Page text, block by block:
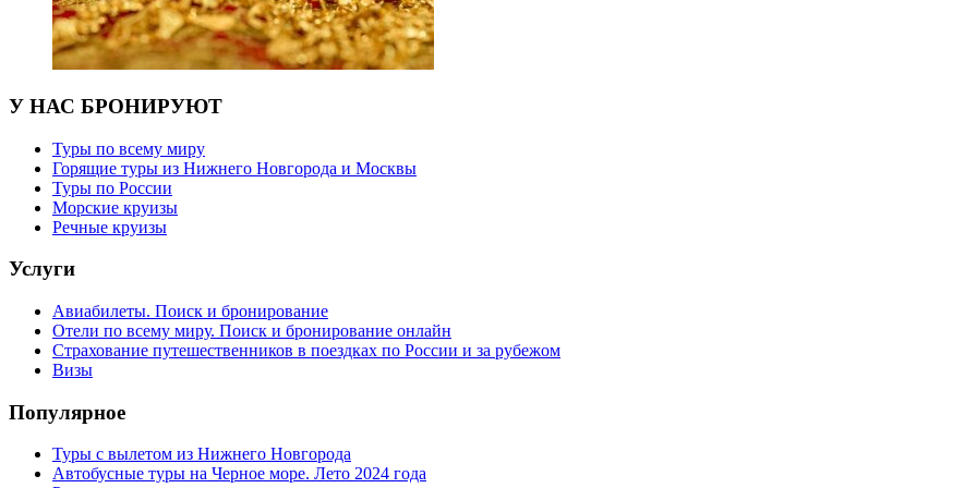
У НАС БРОНИРУЮТ
Туры по всему миру
Горящие туры из Нижнего Новгорода и Москвы
Туры по России
Морские круизы
Речные круизы
Услуги
Авиабилеты. Поиск и бронирование
Отели по всему миру. Поиск и бронирование онлайн
Страхование путешественников в поездках по России и за рубежом
Визы
Популярное
Туры с вылетом из Нижнего Новгорода
Автобусные туры на Черное море. Лето 2024 года